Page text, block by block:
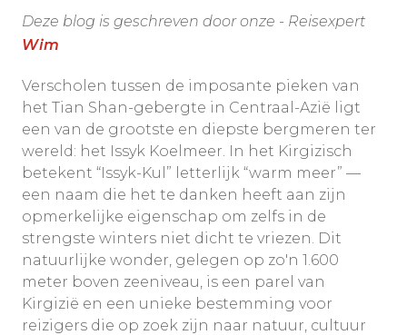
Deze blog is geschreven door onze - Reisexpert
Wim
Verscholen tussen de imposante pieken van
het Tian Shan-gebergte in Centraal-Azië ligt
een van de grootste en diepste bergmeren ter
wereld: het Issyk Koelmeer. In het Kirgizisch
betekent “Issyk-Kul” letterlijk “warm meer” —
een naam die het te danken heeft aan zijn
opmerkelijke eigenschap om zelfs in de
strengste winters niet dicht te vriezen. Dit
natuurlijke wonder, gelegen op zo'n 1.600
meter boven zeeniveau, is een parel van
Kirgizië en een unieke bestemming voor
reizigers die op zoek zijn naar natuur, cultuur